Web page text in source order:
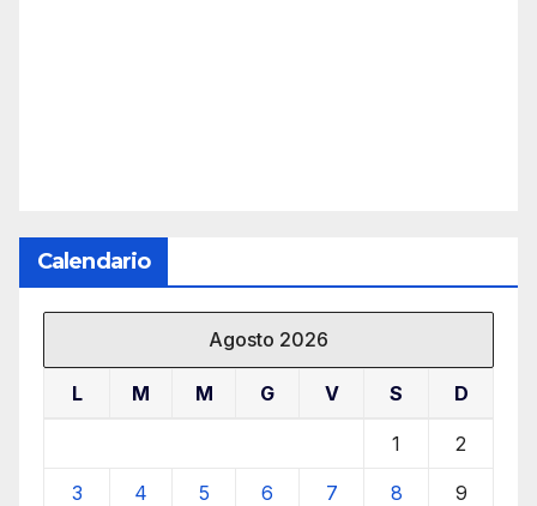
Calendario
Agosto 2026
L M M G V S D
1 2
3 4 5 6 7 8 9